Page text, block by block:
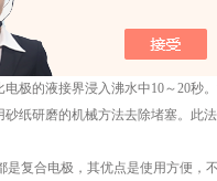
可用浓氨水浸除。具体方法是
接界，使用水流吸气泵，抽吸部
的液接界浸入沸水中10～20秒。
研磨的机械方法去除堵塞。此法
是复合电极，其优点是使用方便，